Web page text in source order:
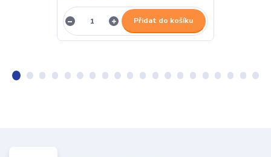
Přidat do košíku